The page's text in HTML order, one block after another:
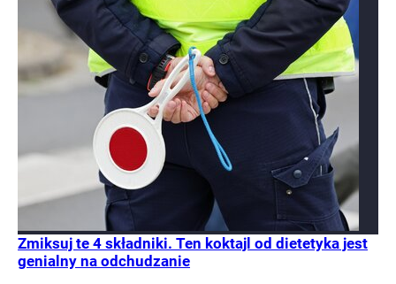
Zmiksuj te 4 składniki. Ten koktajl od dietetyka jest
genialny na odchudzanie